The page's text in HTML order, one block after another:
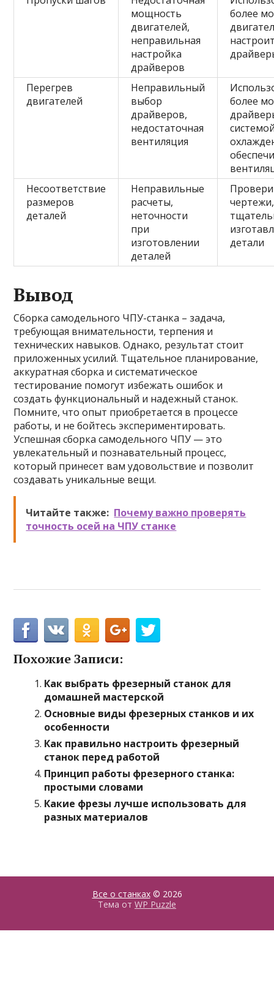
мощность
двигателей,
неправильная
настройка
драйверов
более
Перегрев
двигателей
Неправильный
выбор
драйверов,
недостаточная
вентиляция
более
Несоответствие
размеров
деталей
Неправильные
расчеты,
неточности
при
изготовлении
деталей
чертежи,
детали
Вывод
Сборка самодельного ЧПУ-станка – задача,
требующая внимательности, терпения и
технических навыков. Однако, результат стоит
приложенных усилий. Тщательное планирование,
аккуратная сборка и систематическое
тестирование помогут избежать ошибок и
создать функциональный и надежный станок.
Помните, что опыт приобретается в процессе
работы, и не бойтесь экспериментировать.
Успешная сборка самодельного ЧПУ — это
увлекательный и познавательный процесс,
который принесет вам удовольствие и позволит
создавать уникальные вещи.
Читайте также: Почему важно проверять
точность осей на ЧПУ станке
Похожие Записи:
Как выбрать фрезерный станок для
домашней мастерской
Основные виды фрезерных станков и их
особенности
Как правильно настроить фрезерный
станок перед работой
Принцип работы фрезерного станка:
простыми словами
Какие фрезы лучше использовать для
разных материалов
Все о станках© 2026
Тема от WP Puzzle